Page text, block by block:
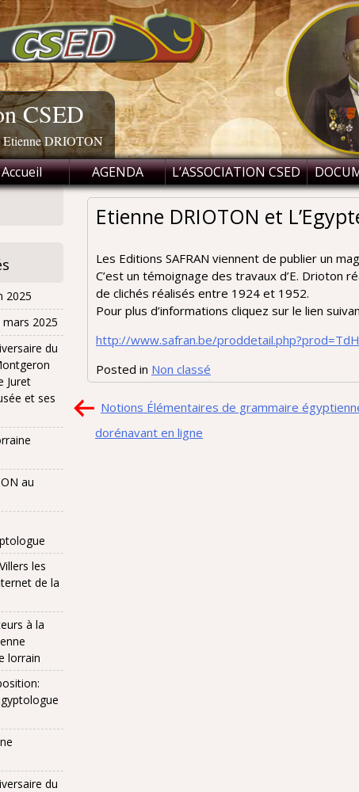
CSED
Etienne DRIOTON
Accueil AGENDA L’ASSOCIATION CSED
Etienne DRIOTON et
Les Editions SAFRAN viennent de publier un
C’est un témoignage des travaux d’E. Drioton
de clichés réalisés entre 1924 et 1952.
Pour plus d’informations cliquez sur le lien
http://www.safran.be/
Posted in Non classé
Navigation
de
Notions Élémentaires de grammaire
dorénavant en ligne
2025
2025
du
Juret
et ses
au
les
de la
à la
lorrain
du